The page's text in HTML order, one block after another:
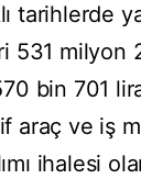
tarihlerde
531 milyon
bin 701
araç ve iş
ihalesi